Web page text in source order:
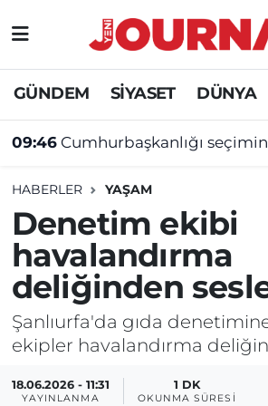
GÜNDEM SİYASET DÜNYA
09:46 Cumhurbaşkanlığı seçimini
HABERLER YAŞAM
Denetim ekibi
havalandırma
deliğinden
Şanlıurfa'da gıda
ekipler havalandırma
18.06.2026 - 11:31
YAYINLANMA
1 DK
OKUNMA SÜRESI
GÜNDEM
SİYASET
EĞİTİM
ÖZEL HABER
Nöbetçi Eczaneler
Hava Durumu
Süper Lig Puan Durumu ve
Tüm Manşetler
Son Dakika Haberleri
Haber Arşivi